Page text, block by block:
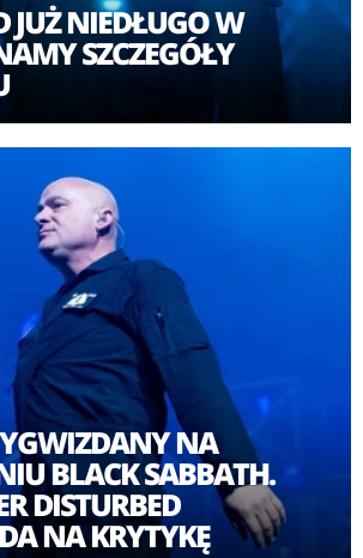
JUŻ NIEDŁUGO W
SZCZEGÓŁY
NA
BLACK SABBATH.
DISTURBED
NA KRYTYKĘ